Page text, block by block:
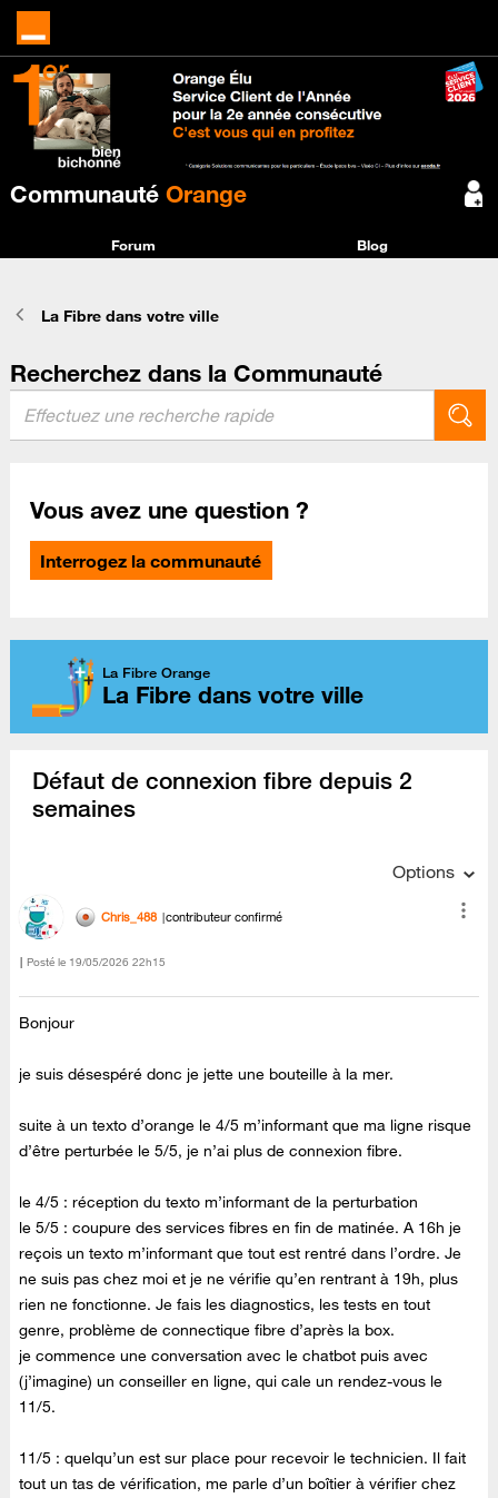
Communauté Orange
Forum Blog
La Fibre dans votre ville
Recherchez dans la Communauté
Vous avez une question ?
Interrogez la communauté
La Fibre Orange
La Fibre dans votre ville
Défaut de connexion fibre depuis 2
semaines
Options
Chris_488 contributeur confirmé
Posté le ‎19/05/2026 22h15
Bonjour
je suis désespéré donc je jette une bouteille à la mer.
suite à un texto d’orange le 4/5 m’informant que ma ligne risque
d’être perturbée le 5/5, je n’ai plus de connexion fibre.
le 4/5 : réception du texto m’informant de la perturbation
le 5/5 : coupure des services fibres en fin de matinée. A 16h je
reçois un texto m’informant que tout est rentré dans l’ordre. Je
ne suis pas chez moi et je ne vérifie qu’en rentrant à 19h, plus
rien ne fonctionne. Je fais les diagnostics, les tests en tout
genre, problème de connectique fibre d’après la box.
je commence une conversation avec le chatbot puis avec
(j’imagine) un conseiller en ligne, qui cale un rendez-vous le
11/5.
11/5 : quelqu’un est sur place pour recevoir le technicien. Il fait
tout un tas de vérification, me parle d’un boîtier à vérifier chez